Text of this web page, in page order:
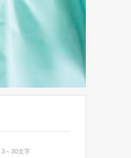
～30文字